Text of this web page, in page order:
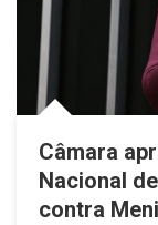
Câmara
Nacional
contra